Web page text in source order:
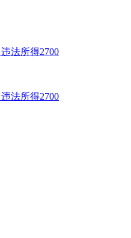
法所得2700
法所得2700